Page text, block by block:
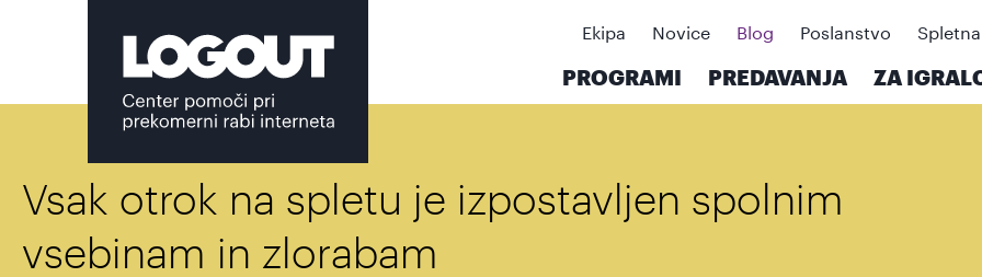
Ekipa Novice Blog Poslanstvo
PROGRAMI PREDAVANJA ZA
Vsak otrok na spletu je izpostavljen spolnim
vsebinam in zlorabam